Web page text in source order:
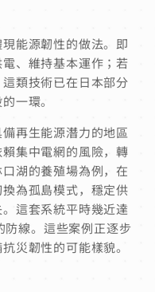
能源韌性的做法。即
、維持基本運作；若
類技術已在日本部分
一環。
再生能源潛力的地區
集中電網的風險，轉
湖的養殖場為例，在
為孤島模式，穩定供
這套系統平時幾近達
防線。這些案例正逐步
災韌性的可能樣貌。